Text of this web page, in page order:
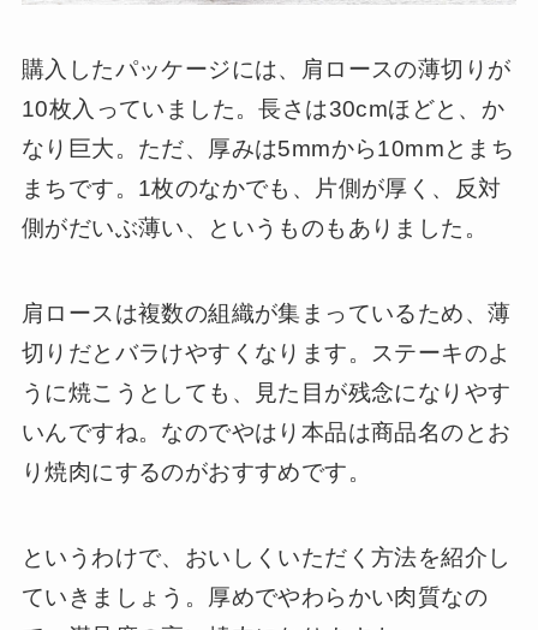
購入したパッケージには、肩ロースの薄切りが
10枚入っていました。長さは30cmほどと、か
なり巨大。ただ、厚みは5mmから10mmとまち
まちです。1枚のなかでも、片側が厚く、反対
側がだいぶ薄い、というものもありました。
肩ロースは複数の組織が集まっているため、薄
切りだとバラけやすくなります。ステーキのよ
うに焼こうとしても、見た目が残念になりやす
いんですね。なのでやはり本品は商品名のとお
り焼肉にするのがおすすめです。
というわけで、おいしくいただく方法を紹介し
ていきましょう。厚めでやわらかい肉質なの